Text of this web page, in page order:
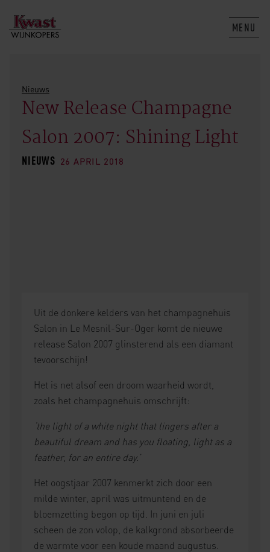
MENU
Nieuws
New Release Champagne
Salon 2007: Shining Light
NIEUWS 26 APRIL 2018
Uit de donkere kelders van het champagnehuis
Salon in Le Mesnil-Sur-Oger komt de nieuwe
release Salon 2007 glinsterend als een diamant
tevoorschijn!
Het is net alsof een droom waarheid wordt,
zoals het champagnehuis omschrijft:
‘the light of a white night that lingers after a
beautiful dream and has you floating, light as a
feather, for an entire day.’
Het oogstjaar 2007 kenmerkt zich door een
milde winter, april was uitmuntend en de
bloemzetting begon op tijd. In juni en juli
scheen de zon volop, de kalkgrond absorbeerde
de warmte voor een koude maand augustus.